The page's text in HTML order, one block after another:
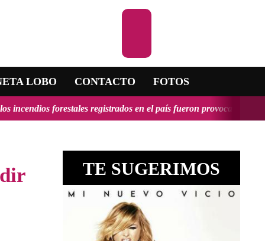
LOBO CONTACTO FOTOS
registrados en el país fueron provocados y tendrían, en
TE SUGERIMOS